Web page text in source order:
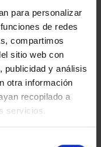
para personalizar
de redes
compartimos
sitio web con
publicidad y análisis
otra información
recopilado a
servicios.
SUSCRIPCIÓN
CAPITALES DE